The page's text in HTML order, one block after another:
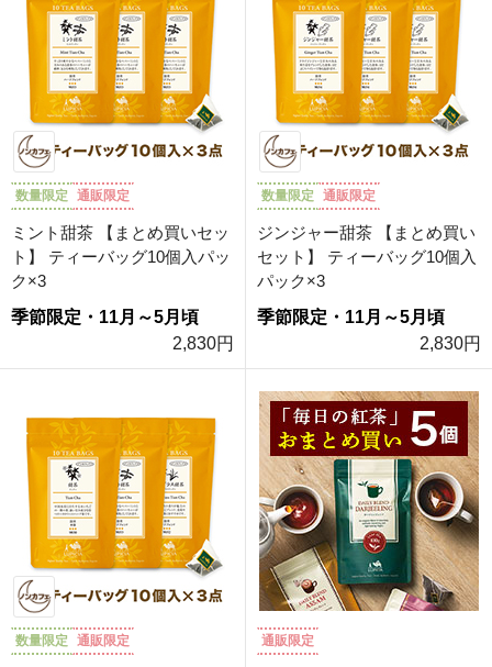
数量限定 通販限定
ミント甜茶 【まとめ買いセッ
ト】 ティーバッグ10個入パッ
ク×3
季節限定・11月～5月頃
2,830円
数量限定 通販限定
ジンジャー甜茶 【まとめ買い
セット】 ティーバッグ10個入
パック×3
季節限定・11月～5月頃
2,830円
数量限定 通販限定 通販限定